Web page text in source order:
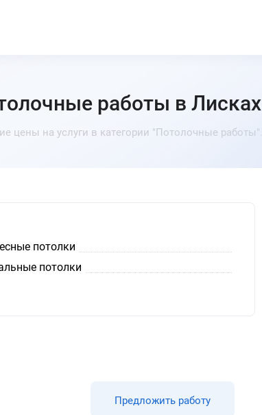
работы в Лисках
цены на услуги в категории "Потолочные работы".
потолки
потолки
Предложить работу